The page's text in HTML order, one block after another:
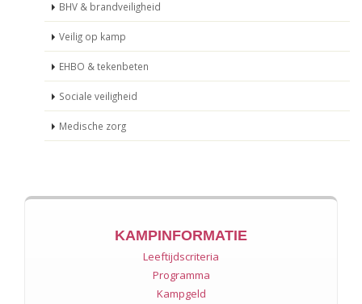
BHV & brandveiligheid
Veilig op kamp
EHBO & tekenbeten
Sociale veiligheid
Medische zorg
KAMPINFORMATIE
Leeftijdscriteria
Programma
Kampgeld